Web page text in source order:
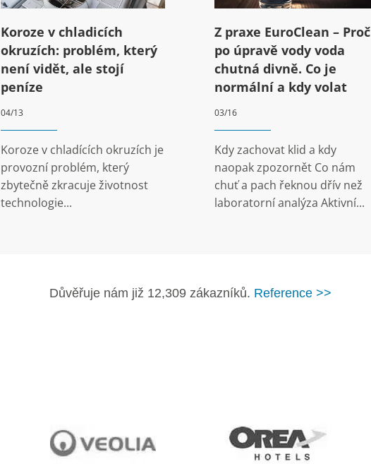
Koroze v chladicích
okruzích: problém, který
není vidět, ale stojí
peníze
04/13
Koroze v chladících okruzích je
provozní problém, který
zbytečně zkracuje životnost
technologie...
Z praxe EuroClean – Proč
po úpravě vody voda
chutná divně. Co je
normální a kdy volat
03/16
Kdy zachovat klid a kdy
naopak zpozornět Co nám
chuť a pach řeknou dřív než
laboratorní analýza Aktivní...
Důvěřuje nám již 12,309 zákazníků. Reference >>